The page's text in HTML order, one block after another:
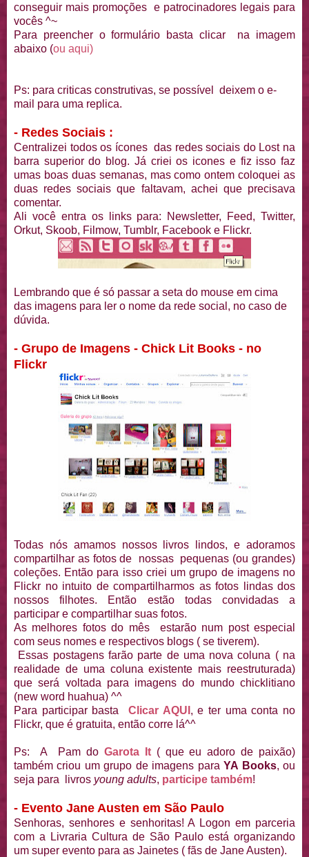
conseguir mais promoções e patrocinadores legais para
vocês ^~
Para preencher o formulário basta clicar na imagem
abaixo (ou aqui)
Ps: para criticas construtivas, se possível deixem o e-
mail para uma replica.
- Redes Sociais :
Centralizei todos os ícones das redes sociais do Lost na
barra superior do blog. Já criei os icones e fiz isso faz
umas boas duas semanas, mas como ontem coloquei as
duas redes sociais que faltavam, achei que precisava
comentar.
Ali você entra os links para: Newsletter, Feed, Twitter,
Orkut, Skoob, Filmow, Tumblr, Facebook e Flickr.
Lembrando que é só passar a seta do mouse em cima
das imagens para ler o nome da rede social, no caso de
dúvida.
- Grupo de Imagens - Chick Lit Books - no
Flickr
Todas nós amamos nossos livros lindos, e adoramos
compartilhar as fotos de nossas pequenas (ou grandes)
coleções. Então para isso criei um grupo de imagens no
Flickr no intuito de compartilharmos as fotos lindas dos
nossos filhotes. Então estão todas convidadas a
participar e compartilhar suas fotos.
As melhores fotos do mês estarão num post especial
com seus nomes e respectivos blogs ( se tiverem).
Essas postagens farão parte de uma nova coluna ( na
realidade de uma coluna existente mais reestruturada)
que será voltada para imagens do mundo chicklitiano
(new word huahua) ^^
Para participar basta Clicar AQUI , e ter uma conta no
Flickr, que é gratuita, então corre lá^^
Ps: A Pam doGarota It( que eu adoro de paixão)
também criou um grupo de imagens para YA Books, ou
seja para livros young adults, participe também!
- Evento Jane Austen em São Paulo
Senhoras, senhores e senhoritas! A Logon em parceria
com a Livraria Cultura de São Paulo está organizando
um super evento para as Jainetes ( fãs de Jane Austen).